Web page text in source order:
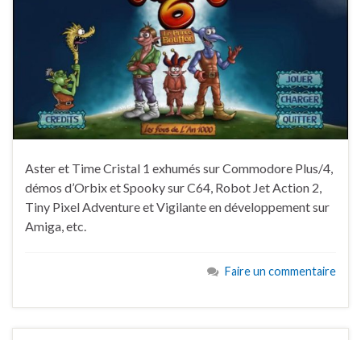
Aster et Time Cristal 1 exhumés sur Commodore Plus/4,
démos d’Orbix et Spooky sur C64, Robot Jet Action 2,
Tiny Pixel Adventure et Vigilante en développement sur
Amiga, etc.
Faire un commentaire